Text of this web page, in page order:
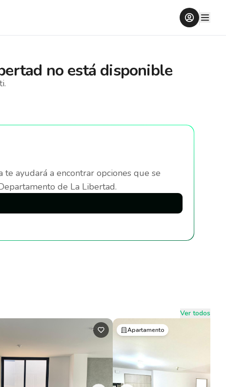
no está disponible
te ayudará a encontrar opciones que se
de La Libertad.
Ver todos
Apartamento